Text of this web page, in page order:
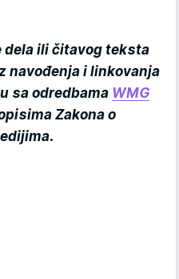
dela ili čitavog teksta
navođenja i linkovanja
sa odredbama WMG
Zakona o